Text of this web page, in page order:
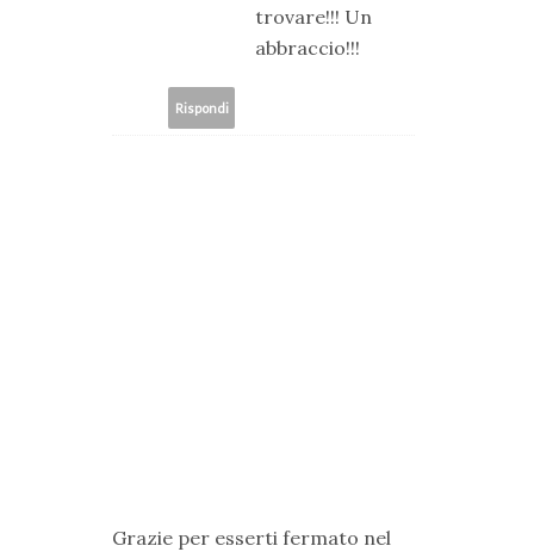
trovare!!! Un
abbraccio!!!
Rispondi
Grazie per esserti fermato nel